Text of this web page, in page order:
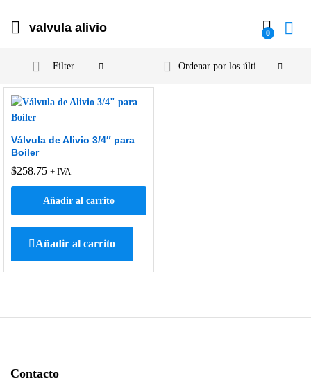
valvula alivio 0
Filter Ordenar por los últimos
Válvula de Alivio 3/4″ para
Boiler
$258.75 + IVA
Añadir al carrito
Añadir al carrito
Contacto